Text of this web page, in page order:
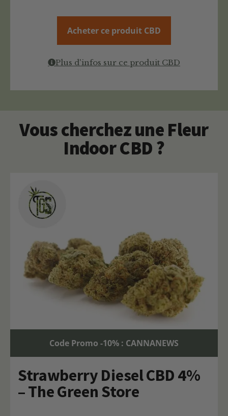
Acheter ce produit CBD
Plus d'infos sur ce produit CBD
Vous cherchez une Fleur
Indoor CBD ?
Code Promo -10% : CANNANEWS
Strawberry Diesel CBD 4%
– The Green Store